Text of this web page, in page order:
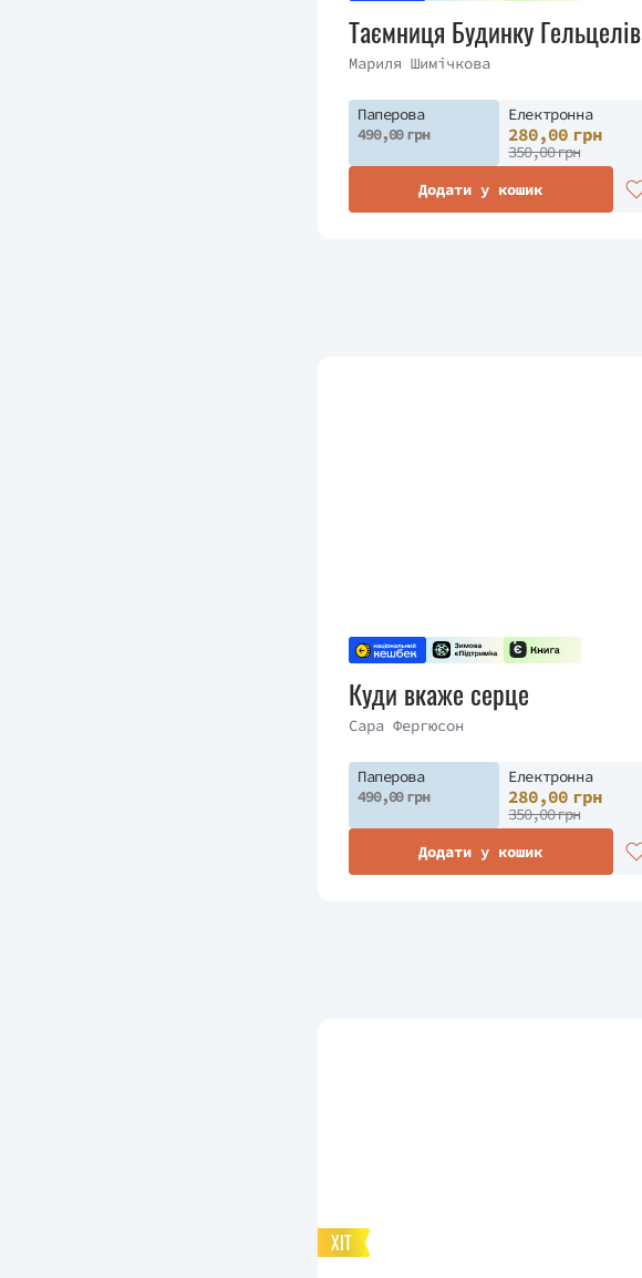
Таємниця Будинку Гельцелів
Мариля Шимічкова
Паперова
490,00 грн
Електронна
280,00 грн
350,00 грн
Додати у кошик
Куди вкаже серце
Сара Фергюсон
Паперова
490,00 грн
Електронна
280,00 грн
350,00 грн
Додати у кошик
ХІТ